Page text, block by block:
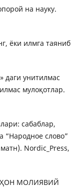
на науку.
ёки илмга таяниб
даги унитилмас
мулоқотлар.
сабаблар,
“Народное слово”
Nordic_Press,
МОЛИЯВИЙ